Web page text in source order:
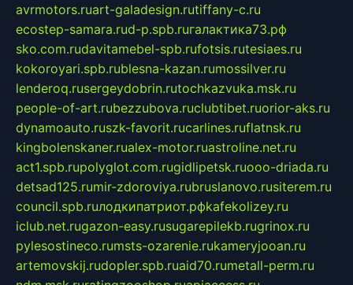
avrmotors.ruart-galadesign.rutiffany-c.ru
ecostep-samara.rud-p.spb.ruгалактика73.рф
sko.com.rudavitamebel-spb.rufotsis.rutesiaes.ru
kokoroyari.spb.rublesna-kazan.rumossilver.ru
lenderoq.rusergeydobrin.rutochkazvuka.msk.ru
people-of-art.rubezzubova.ruclubtibet.ruorior-aks.ru
dynamoauto.ruszk-favorit.rucarlines.ruflatnsk.ru
kingbolenskaner.rualex-motor.ruastroline.net.ru
act1.spb.rupolyglot.com.rugidlipetsk.ruooo-driada.ru
detsad125.rumir-zdoroviya.rubruslanovo.rusiterem.ru
council.spb.ruлодкипатриот.рфkafekolizey.ru
iclub.net.rugazon-easy.rusugarepilekb.rugrinox.ru
pylesostineco.rumsts-ozarenie.rukameryjooan.ru
artemovskij.rudopler.spb.ruaid70.rumetall-perm.ru